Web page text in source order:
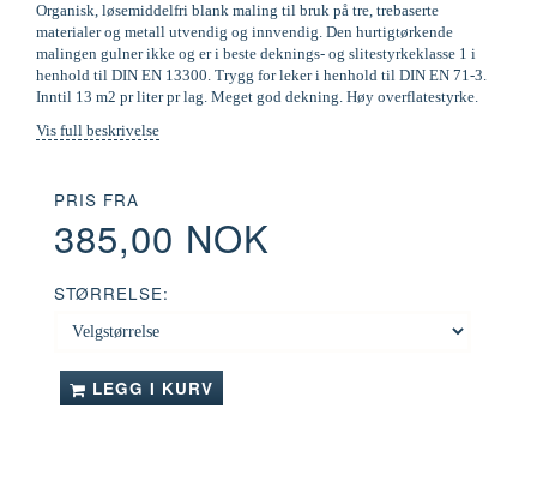
Organisk, løsemiddelfri blank maling til bruk på tre, trebaserte
materialer og metall utvendig og innvendig. Den hurtigtørkende
malingen gulner ikke og er i beste deknings- og slitestyrkeklasse 1 i
henhold til DIN EN 13300. Trygg for leker i henhold til DIN EN 71-3.
Inntil 13 m2 pr liter pr lag. Meget god dekning. Høy overflatestyrke.
Vis full beskrivelse
PRIS FRA
385,00 NOK
STØRRELSE:
LEGG I KURV